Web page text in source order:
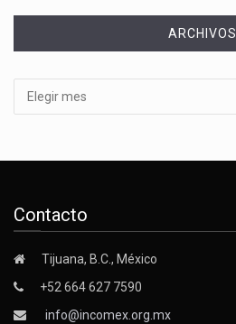
ARCHIVOS
Contacto
Tijuana, B.C., México
+52 664 627 7590
info@incomex.org.mx